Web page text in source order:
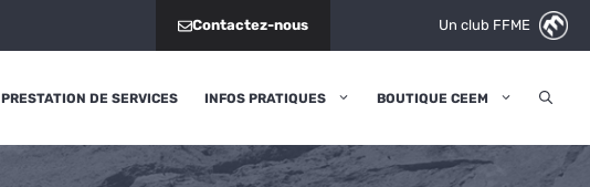
Un club FFME
Contactez-nous
PRESTATION DE SERVICES INFOS PRATIQUES BOUTIQUE CEEM